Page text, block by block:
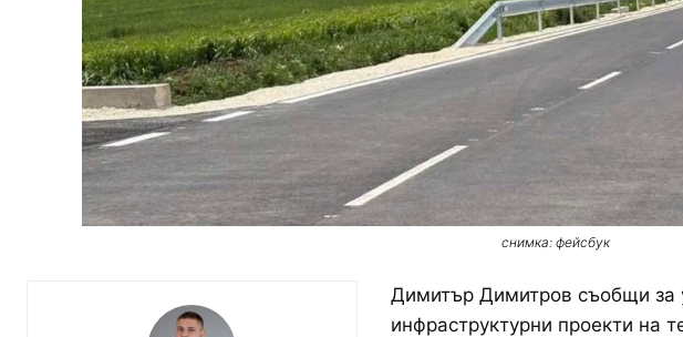
снимка: фейсбук
Димитър Димитров съобщи за
инфраструктурни проекти на